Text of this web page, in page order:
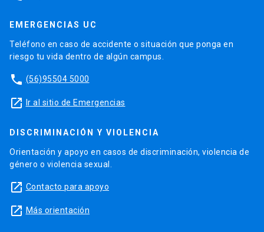
EMERGENCIAS UC
Teléfono en caso de accidente o situación que ponga en
riesgo tu vida dentro de algún campus.
phone (56)95504 5000
launch Ir al sitio de Emergencias
DISCRIMINACIÓN Y VIOLENCIA
Orientación y apoyo en casos de discriminación, violencia de
género o violencia sexual.
launch Contacto para apoyo
launch Más orientación